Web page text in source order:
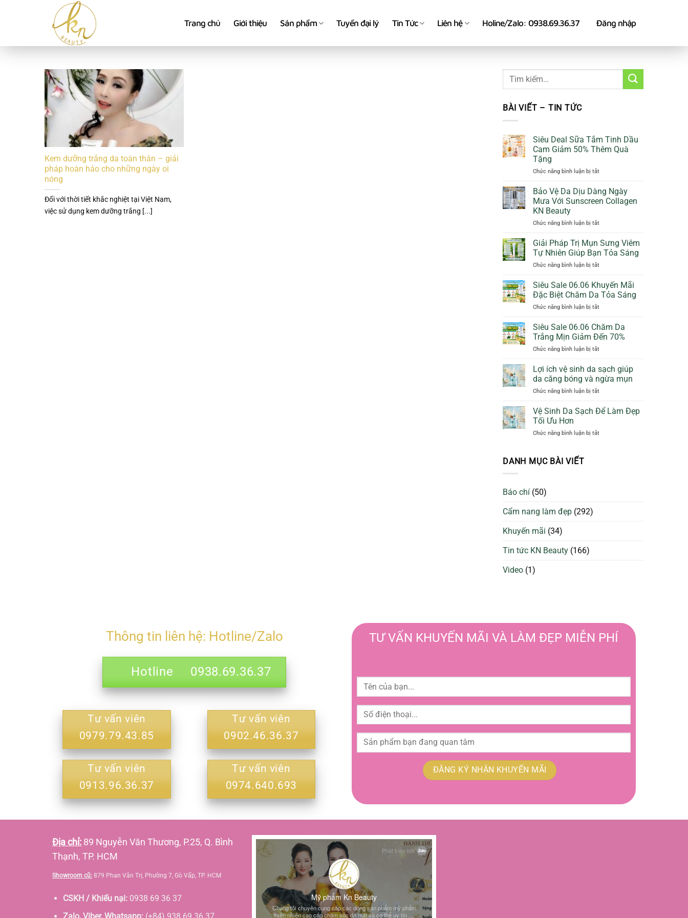
dung
Trang chủ Giới thiệu Sản phẩm Tuyển đại lý Tin Tức Liên hệ Holine/Zalo: 0938.69.36.37 Đăng nhập
Kem dưỡng trắng da toàn thân – giải
pháp hoàn hảo cho những ngày oi
nóng
Đối với thời tiết khắc nghiệt tại Việt Nam,
việc sử dụng kem dưỡng trắng [...]
BÀI VIẾT – TIN TỨC
Siêu Deal Sữa Tắm Tinh Dầu
Cam Giảm 50% Thêm Quà
Tặng
Chức năng bình luận bị tắtở
Deal
Sữa
Tắm
Dầu
Giảm
50%
Thêm
Quà
Bảo Vệ Da Dịu Dàng Ngày
Mưa Với Sunscreen Collagen
KN Beauty
Chức năng bình luận bị tắtở
Vệ
Da
Dịu
Dàng
Mưa
Với
Collagen
Beauty
Giải Pháp Trị Mụn Sưng Viêm
Tự Nhiên Giúp Bạn Tỏa Sáng
Chức năng bình luận bị tắtở
Pháp
Trị
Mụn
Sưng
Tự
Nhiên
Bạn
Sáng
Siêu Sale 06.06 Khuyến Mãi
Đặc Biệt Chăm Da Tỏa Sáng
Chức năng bình luận bị tắtở
Sale
06.06
Khuyến
Mãi
Biệt
Chăm
Da
Tỏa
Siêu Sale 06.06 Chăm Da
Trắng Mịn Giảm Đến 70%
Chức năng bình luận bị tắtở
06.06
Chăm
Da
Mịn
70%
Lợi ích vệ sinh da sạch giúp
da căng bóng và ngừa mụn
Chức năng bình luận bị tắtở
ích
da
Vệ Sinh Da Sạch Để Làm Đẹp
Tối Ưu Hơn
Chức năng bình luận bị tắtở
DANH MỤC BÀI VIẾT
Báo chí (50)
Cẩm nang làm đẹp (292)
Khuyến mãi (34)
Tin tức KN Beauty (166)
Video (1)
Thông tin liên hệ: Hotline/Zalo
Hotline 0938.69.36.37
Tư vấn viên
0979.79.43.85
Tư vấn viên
0913.96.36.37
Tư vấn viên
0902.46.36.37
Tư vấn viên
0974.640.693
TƯ VẤN KHUYẾN MÃI VÀ LÀM ĐẸP MIỄN PHÍ
Địa chỉ: 89 Nguyễn Văn Thương, P.25, Q. Bình
Thạnh, TP. HCM
Showroom cũ: 879 Phan Văn Trị, Phường 7, Gò Vấp, TP. HCM
CSKH / Khiếu nại:0938 69 36 37